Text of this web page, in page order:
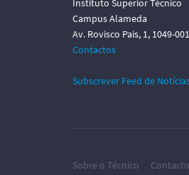
Instituto Superior Técnico
Campus Alameda
Av. Rovisco Pais, 1, 1049-
Contactos
Subscrever Feed de
Sobre o Técnico